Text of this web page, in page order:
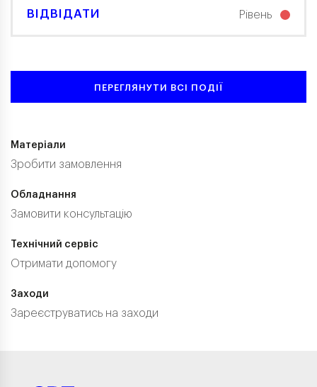
Рівень
ВІДВІДАТИ
ПЕРЕГЛЯНУТИ ВСІ ПОДІЇ
Матеріали
Зробити замовлення
Обладнання
Замовити консультацію
Технічний сервіс
Отримати допомогу
Заходи
Зареєструватись на заходи